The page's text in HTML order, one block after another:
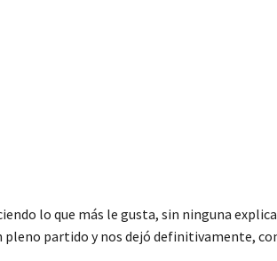
lo que más le gusta, sin ninguna
pleno partido y nos dejó definitivamente,